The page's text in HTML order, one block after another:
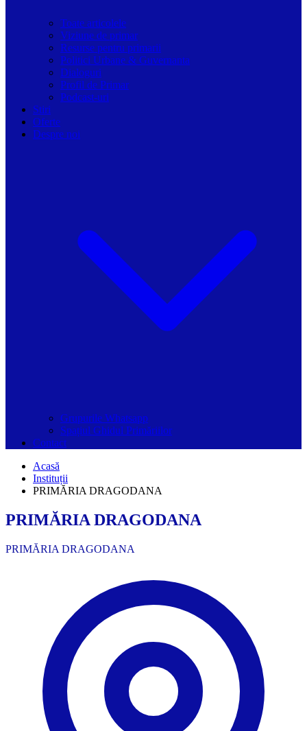
Toate articolele
Viziune de primar
Resurse pentru primarii
Politici Urbane & Guvernanta
Dialoguri
Profil de Primar
Podcast-uri
Stiri
Oferte
Despre noi
Grupurile Whatsapp
Spațiul Ghidul Primăriilor
Contact
Acasă
Instituții
PRIMĂRIA DRAGODANA
PRIMĂRIA DRAGODANA
PRIMĂRIA DRAGODANA